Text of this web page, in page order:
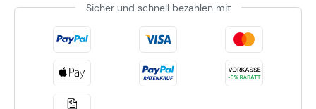
Sicher und schnell bezahlen mit